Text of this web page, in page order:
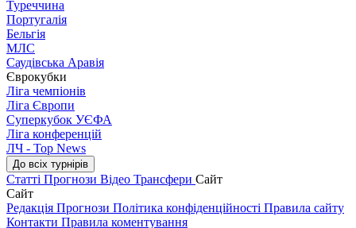
Туреччина
Португалія
Бельгія
МЛС
Саудівська Аравія
Єврокубки
Ліга чемпіонів
Ліга Європи
Суперкубок УЄФА
Ліга конференцій
ЛЧ - Top News
До всіх турнірів
Статті Прогнози Відео Трансфери Сайт
Сайт
Редакція Прогнози Політика конфіденційності Правила сайту
Контакти Правила коментування